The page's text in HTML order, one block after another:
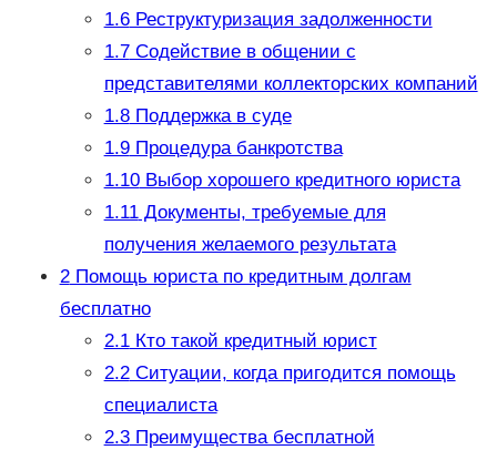
1.6Реструктуризация задолженности
1.7Содействие в общении с
представителями коллекторских компаний
1.8Поддержка в суде
1.9Процедура банкротства
1.10Выбор хорошего кредитного юриста
1.11Документы, требуемые для
получения желаемого результата
2Помощь юриста по кредитным долгам
бесплатно
2.1Кто такой кредитный юрист
2.2Ситуации, когда пригодится помощь
специалиста
2.3Преимущества бесплатной